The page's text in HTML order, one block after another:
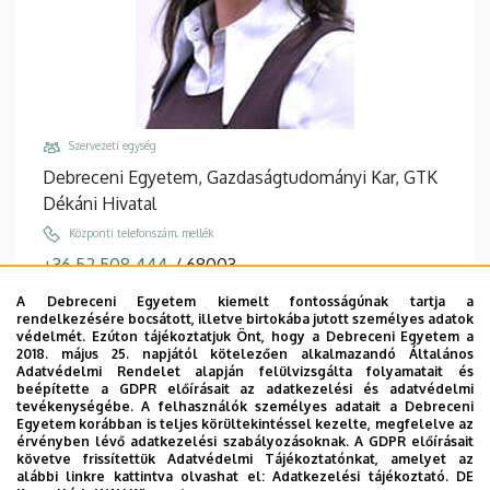
Szervezeti egység
Debreceni Egyetem, Gazdaságtudományi Kar, GTK
Dékáni Hivatal
Központi telefonszám, mellék
+36 52 508 444 / 68003
hudak.edina@fin.unideb.hu,
hudak.edina@econ.unideb.hu
Cím
4032 Debrecen Böszörményi út 138
Épület, emelet, ajtó
Kecskeméti János Sportcsarnok, 1. emelet, E102
A Debreceni Egyetem kiemelt fontosságúnak tartja a
rendelkezésére bocsátott, illetve birtokába jutott személyes adatok
védelmét. Ezúton tájékoztatjuk Önt, hogy a Debreceni Egyetem a
2018. május 25. napjától kötelezően alkalmazandó Általános
Adatvédelmi Rendelet alapján felülvizsgálta folyamatait és
beépítette a GDPR előírásait az adatkezelési és adatvédelmi
tevékenységébe. A felhasználók személyes adatait a Debreceni
Egyetem korábban is teljes körültekintéssel kezelte, megfelelve az
érvényben lévő adatkezelési szabályozásoknak. A GDPR előírásait
követve frissítettük Adatvédelmi Tájékoztatónkat, amelyet az
alábbi linkre kattintva olvashat el:Adatkezelési tájékoztató. DE